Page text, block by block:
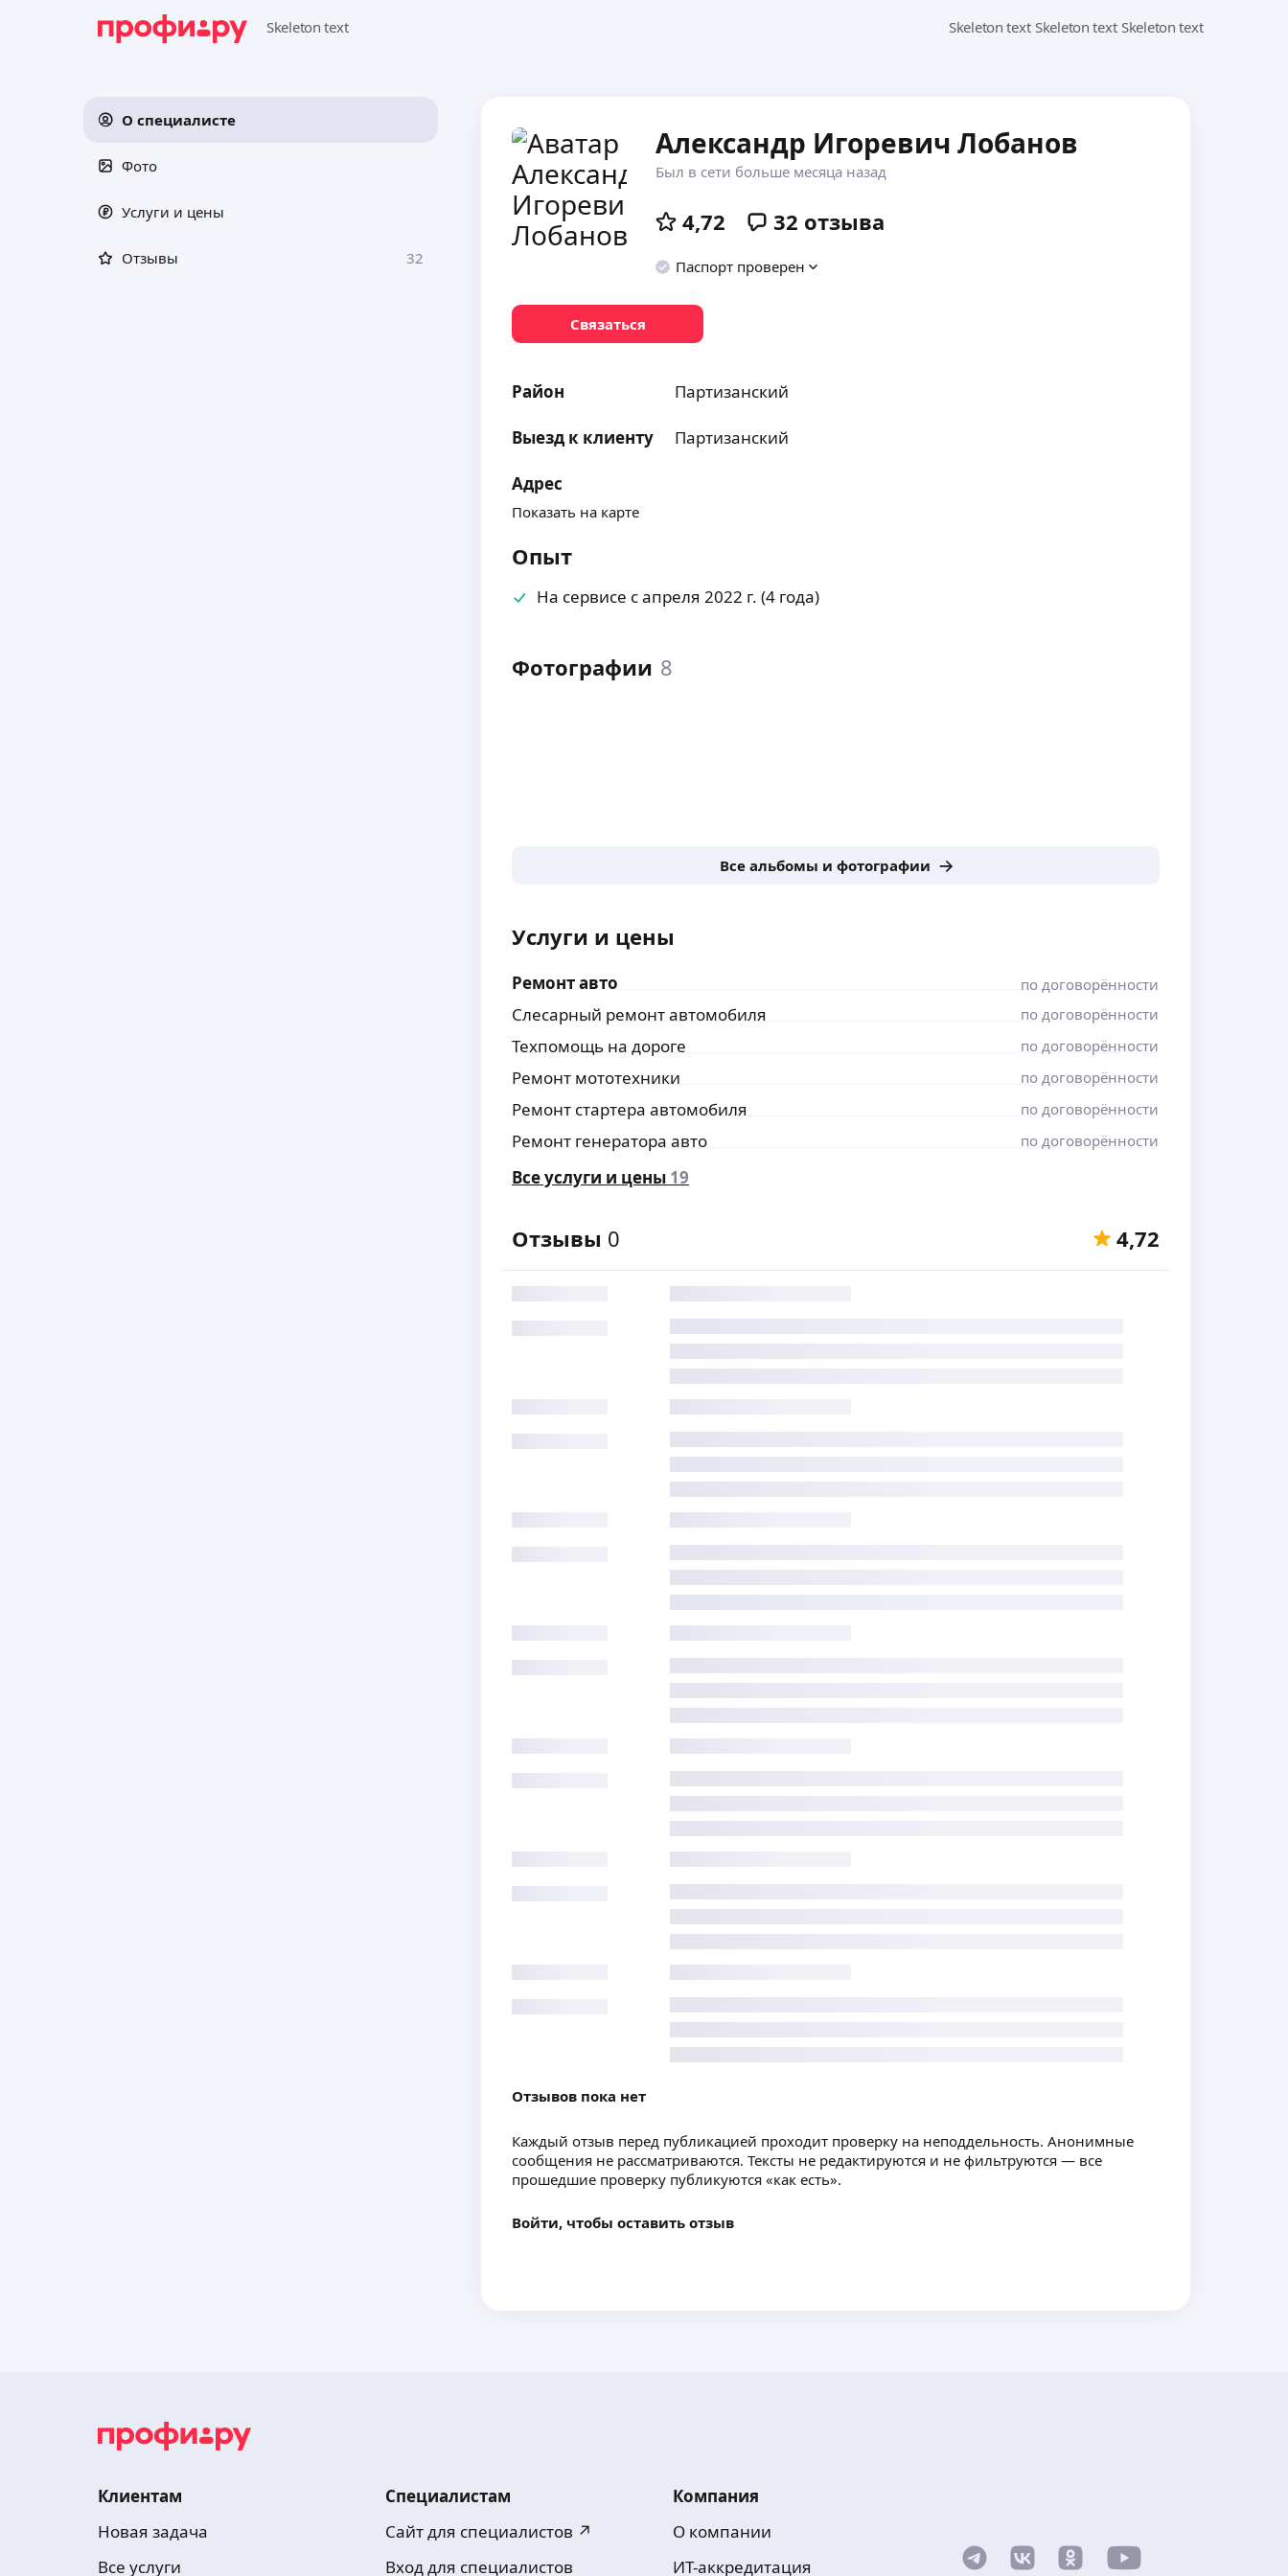
О специалисте
Фото
Услуги и цены
Отзывы 32
Александр Игоревич Лобанов
Был в сети больше месяца назад
4,72 32 отзыва
Паспорт проверен
Связаться
Район Партизанский
Выезд к клиенту Партизанский
Адрес
Показать на карте
Опыт
На сервисе с апреля 2022 г. (4 года)
Фотографии 8
Все альбомы и фотографии
Услуги и цены
Ремонт авто по договорённости
Слесарный ремонт автомобиля по договорённости
Техпомощь на дороге по договорённости
Ремонт мототехники по договорённости
Ремонт стартера автомобиля по договорённости
Ремонт генератора авто по договорённости
Все услуги и цены 19
Отзывы 0 4,72
Отзывов пока нет
Каждый отзыв перед публикацией проходит проверку на неподдельность. Анонимные
сообщения не рассматриваются. Тексты не редактируются и не фильтруются — все
прошедшие проверку публикуются «как есть».
Войти, чтобы оставить отзыв
Клиентам
Новая задача
Все услуги
Специалистам
Сайт для специалистов ↗
Вход для специалистов
Компания
О компании
ИТ-аккредитация